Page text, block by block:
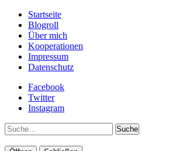
Startseite
Blogroll
Über mich
Kooperationen
Impressum
Datenschutz
Facebook
Twitter
Instagram
Suche